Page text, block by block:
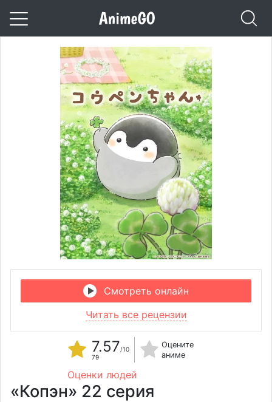
Смотреть онлайн
Читать все рецензии
7.57/10
79
Оцените
аниме
Оценки людей
«Копэн» 22 серия